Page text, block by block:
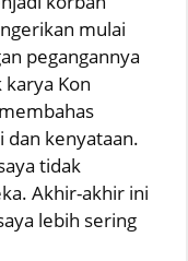
mulai
pegangannya
Kon
dan kenyataan.
tidak
Akhir-akhir ini
lebih sering